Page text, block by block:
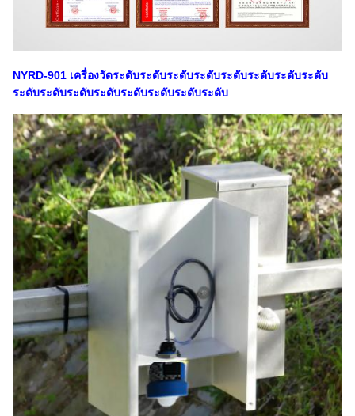
NYRD-901 เครื่องวัดระดับระดับระดับระดับระดับระดับระดับระดับ
ระดับระดับระดับระดับระดับระดับระดับระดับ